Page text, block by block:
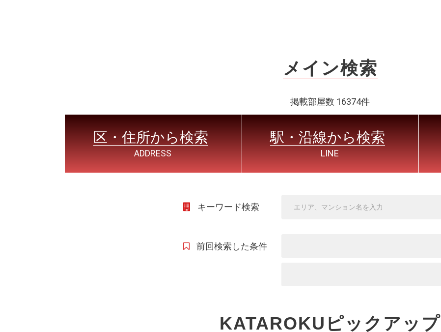
メイン検索
掲載部屋数 16374件
区・住所から検索
ADDRESS
駅・沿線から検索
LINE
キーワード検索
前回検索した条件
KATAROKUピックアップ